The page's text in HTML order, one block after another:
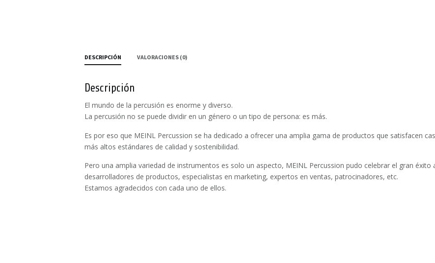
DESCRIPCIÓN VALORACIONES (0)
Descripción
El mundo de la percusión es enorme y diverso.
La percusión no se puede dividir en un género o un tipo de persona: es más.
Es por eso que MEINL Percussion se ha dedicado a ofrecer una amplia gama de productos que satisfacen
más altos estándares de calidad y sostenibilidad.
Pero una amplia variedad de instrumentos es solo un aspecto, MEINL Percussion pudo celebrar el gran
desarrolladores de productos, especialistas en marketing, expertos en ventas, patrocinadores, etc.
Estamos agradecidos con cada uno de ellos.